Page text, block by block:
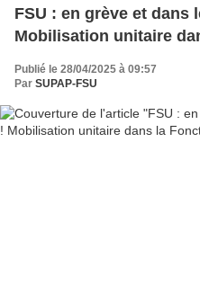
FSU : en grève et dans
Mobilisation unitaire
Publié le 28/04/2025 à 09:57
Par SUPAP-FSU